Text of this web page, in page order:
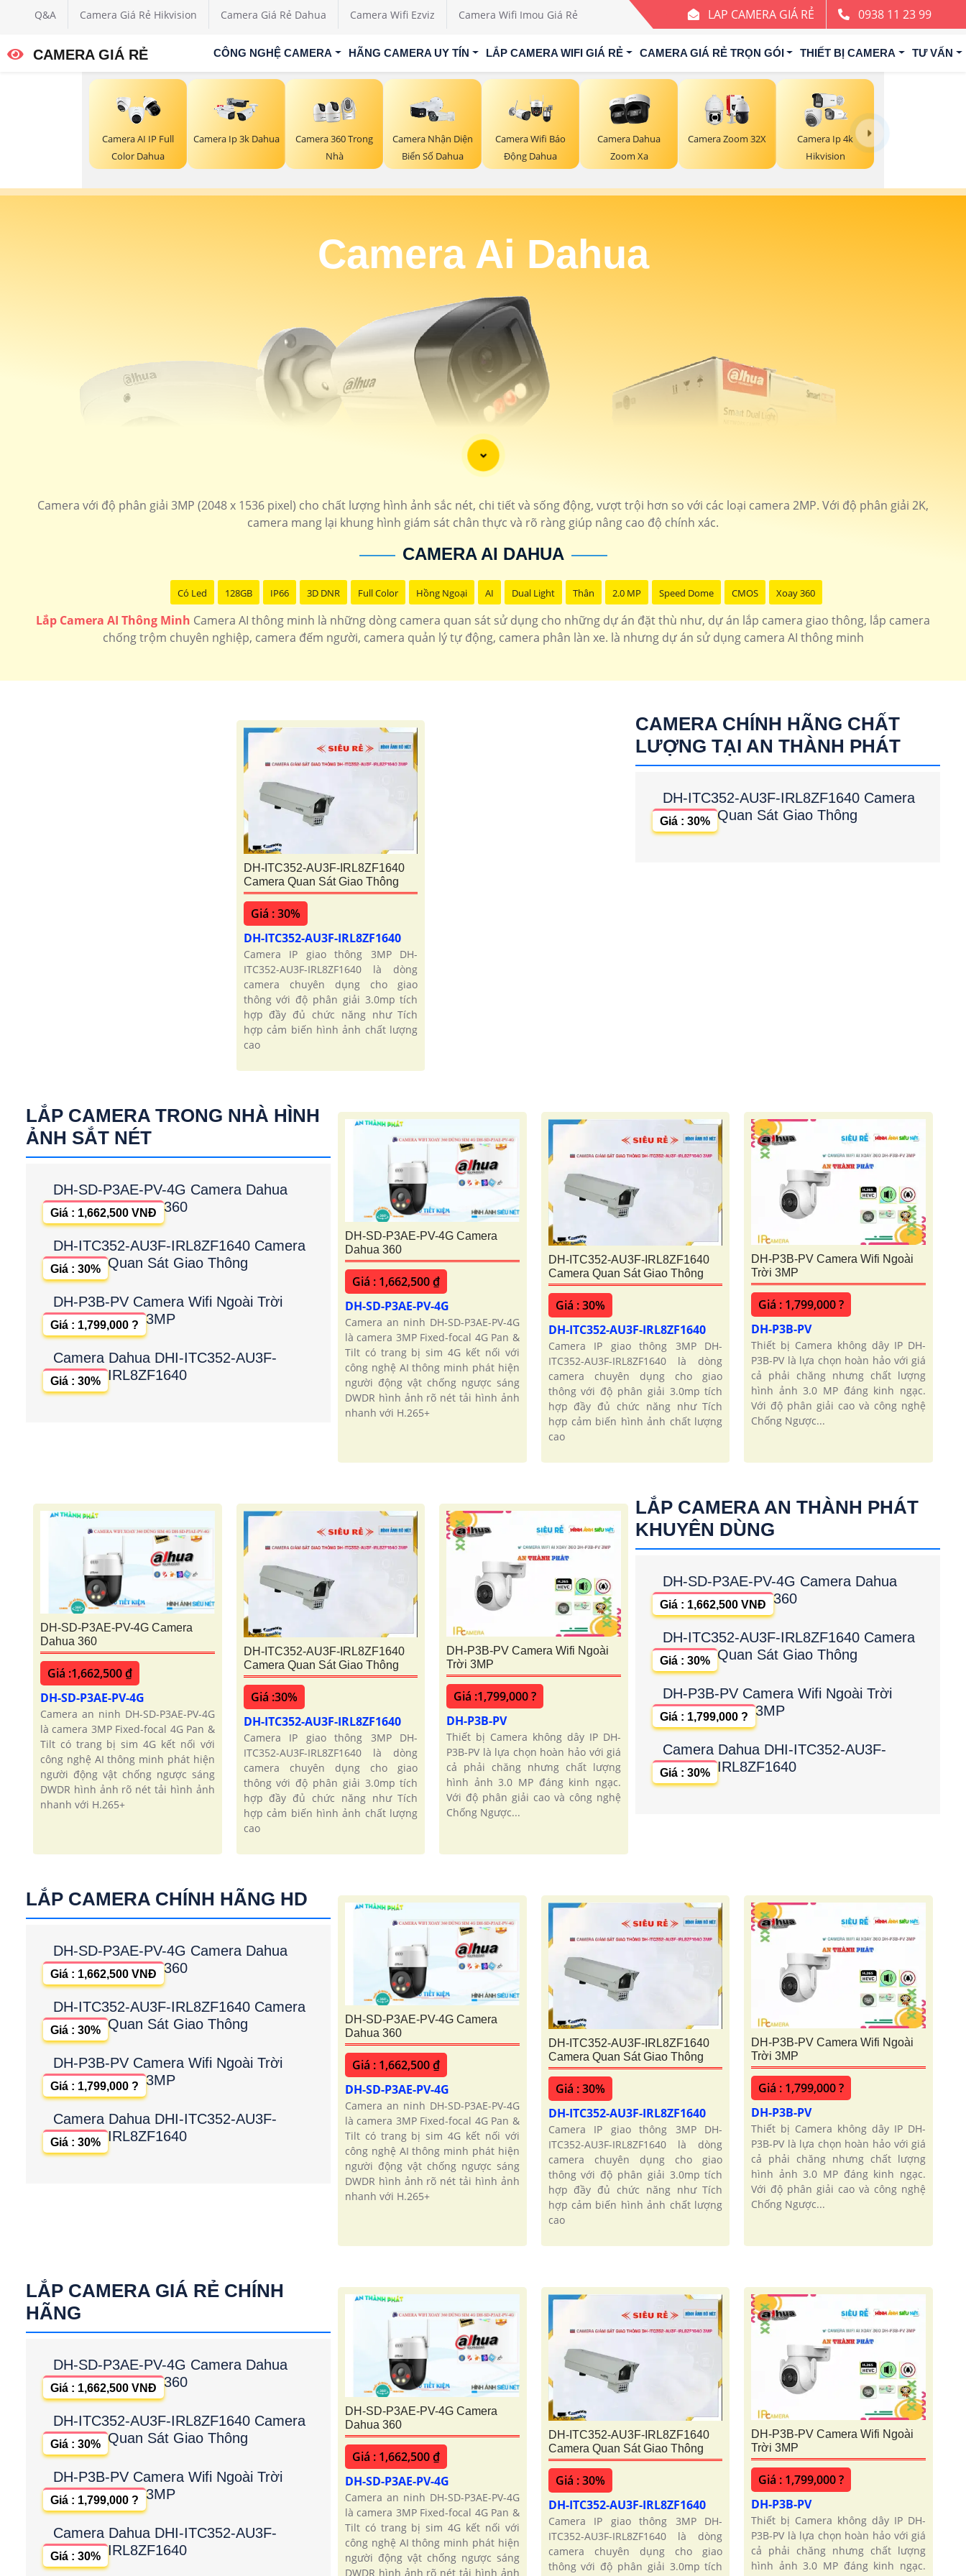
Q&A Camera Giá Rẻ Hikvision Camera Giá Rẻ Dahua Camera Wifi Ezviz Camera Wifi Imou Giá Rẻ LAP CAMERA GIÁ RẺ 0938 11 23 99
CAMERA GIÁ RẺ CÔNG NGHỆ CAMERA HÃNG CAMERA UY TÍN LẮP CAMERA WIFI GIÁ RẺ CAMERA GIÁ RẺ TRỌN GÓI THIẾT BỊ CAMERA TƯ VẤN
Camera AI IP Full
Color Dahua
Camera Ip 3k Dahua
Camera 360 Trong
Nhà
Camera Nhận Diện
Biển Số Dahua
Camera Wifi Báo
Động Dahua
Camera Dahua
Zoom Xa
Camera Zoom 32X
Camera Ip 4k
Hikvision
Camera Ai Dahua
Camera với độ phân giải 3MP (2048 x 1536 pixel) cho chất lượng hình ảnh sắc nét, chi tiết và sống động, vượt trội hơn so với các loại camera 2MP. Với độ phân giải 2K,
camera mang lại khung hình giám sát chân thực và rõ ràng giúp nâng cao độ chính xác.
CAMERA AI DAHUA
Có Led 128GB IP66 3D DNR Full Color Hồng Ngoại AI Dual Light Thân 2.0 MP Speed Dome CMOS Xoay 360
Lắp Camera AI Thông Minh Camera AI thông minh là những dòng camera quan sát sử dụng cho những dự án đặt thù như, dự án lắp camera giao thông, lắp camera
chống trộm chuyên nghiệp, camera đếm người, camera quản lý tự động, camera phân làn xe. là nhưng dự án sử dụng camera AI thông minh
DH-ITC352-AU3F-IRL8ZF1640
Camera Quan Sát Giao Thông
Giá : 30%
DH-ITC352-AU3F-IRL8ZF1640
Camera IP giao thông 3MP DH-
ITC352-AU3F-IRL8ZF1640 là dòng
camera chuyên dụng cho giao
thông với độ phân giải 3.0mp tích
hợp đầy đủ chức năng như Tích
hợp cảm biến hình ảnh chất lượng
cao
CAMERA CHÍNH HÃNG CHẤT
LƯỢNG TẠI AN THÀNH PHÁT
DH-ITC352-AU3F-IRL8ZF1640 Camera
Quan Sát Giao Thông
Giá : 30%
LẮP CAMERA TRONG NHÀ HÌNH
ẢNH SẮT NÉT
DH-SD-P3AE-PV-4G Camera Dahua
360
Giá : 1,662,500 VNĐ
DH-ITC352-AU3F-IRL8ZF1640 Camera
Quan Sát Giao Thông
Giá : 30%
DH-P3B-PV Camera Wifi Ngoài Trời
3MP
Giá : 1,799,000 ?
Camera Dahua DHI-ITC352-AU3F-
IRL8ZF1640
Giá : 30%
DH-SD-P3AE-PV-4G Camera
Dahua 360
Giá : 1,662,500 ₫
DH-SD-P3AE-PV-4G
Camera an ninh DH-SD-P3AE-PV-4G
là camera 3MP Fixed-focal 4G Pan &
Tilt có trang bị sim 4G kết nối với
công nghệ AI thông minh phát hiện
người động vật chống ngược sáng
DWDR hình ảnh rõ nét tải hình ảnh
nhanh với H.265+
DH-ITC352-AU3F-IRL8ZF1640
Camera Quan Sát Giao Thông
Giá : 30%
DH-ITC352-AU3F-IRL8ZF1640
Camera IP giao thông 3MP DH-
ITC352-AU3F-IRL8ZF1640 là dòng
camera chuyên dụng cho giao
thông với độ phân giải 3.0mp tích
hợp đầy đủ chức năng như Tích
hợp cảm biến hình ảnh chất lượng
cao
DH-P3B-PV Camera Wifi Ngoài
Trời 3MP
Giá : 1,799,000 ?
DH-P3B-PV
Thiết bị Camera không dây IP DH-
P3B-PV là lựa chọn hoàn hảo với giá
cả phải chăng nhưng chất lượng
hình ảnh 3.0 MP đáng kinh ngạc.
Với độ phân giải cao và công nghệ
Chống Ngược...
DH-SD-P3AE-PV-4G Camera
Dahua 360
Giá :1,662,500 ₫
DH-SD-P3AE-PV-4G
Camera an ninh DH-SD-P3AE-PV-4G
là camera 3MP Fixed-focal 4G Pan &
Tilt có trang bị sim 4G kết nối với
công nghệ AI thông minh phát hiện
người động vật chống ngược sáng
DWDR hình ảnh rõ nét tải hình ảnh
nhanh với H.265+
DH-ITC352-AU3F-IRL8ZF1640
Camera Quan Sát Giao Thông
Giá :30%
DH-ITC352-AU3F-IRL8ZF1640
Camera IP giao thông 3MP DH-
ITC352-AU3F-IRL8ZF1640 là dòng
camera chuyên dụng cho giao
thông với độ phân giải 3.0mp tích
hợp đầy đủ chức năng như Tích
hợp cảm biến hình ảnh chất lượng
cao
DH-P3B-PV Camera Wifi Ngoài
Trời 3MP
Giá :1,799,000 ?
DH-P3B-PV
Thiết bị Camera không dây IP DH-
P3B-PV là lựa chọn hoàn hảo với giá
cả phải chăng nhưng chất lượng
hình ảnh 3.0 MP đáng kinh ngạc.
Với độ phân giải cao và công nghệ
Chống Ngược...
LẮP CAMERA AN THÀNH PHÁT
KHUYÊN DÙNG
DH-SD-P3AE-PV-4G Camera Dahua
360
Giá : 1,662,500 VNĐ
DH-ITC352-AU3F-IRL8ZF1640 Camera
Quan Sát Giao Thông
Giá : 30%
DH-P3B-PV Camera Wifi Ngoài Trời
3MP
Giá : 1,799,000 ?
Camera Dahua DHI-ITC352-AU3F-
IRL8ZF1640
Giá : 30%
LẮP CAMERA CHÍNH HÃNG HD
DH-SD-P3AE-PV-4G Camera Dahua
360
Giá : 1,662,500 VNĐ
DH-ITC352-AU3F-IRL8ZF1640 Camera
Quan Sát Giao Thông
Giá : 30%
DH-P3B-PV Camera Wifi Ngoài Trời
3MP
Giá : 1,799,000 ?
Camera Dahua DHI-ITC352-AU3F-
IRL8ZF1640
Giá : 30%
DH-SD-P3AE-PV-4G Camera
Dahua 360
Giá : 1,662,500 ₫
DH-SD-P3AE-PV-4G
Camera an ninh DH-SD-P3AE-PV-4G
là camera 3MP Fixed-focal 4G Pan &
Tilt có trang bị sim 4G kết nối với
công nghệ AI thông minh phát hiện
người động vật chống ngược sáng
DWDR hình ảnh rõ nét tải hình ảnh
nhanh với H.265+
DH-ITC352-AU3F-IRL8ZF1640
Camera Quan Sát Giao Thông
Giá : 30%
DH-ITC352-AU3F-IRL8ZF1640
Camera IP giao thông 3MP DH-
ITC352-AU3F-IRL8ZF1640 là dòng
camera chuyên dụng cho giao
thông với độ phân giải 3.0mp tích
hợp đầy đủ chức năng như Tích
hợp cảm biến hình ảnh chất lượng
cao
DH-P3B-PV Camera Wifi Ngoài
Trời 3MP
Giá : 1,799,000 ?
DH-P3B-PV
Thiết bị Camera không dây IP DH-
P3B-PV là lựa chọn hoàn hảo với giá
cả phải chăng nhưng chất lượng
hình ảnh 3.0 MP đáng kinh ngạc.
Với độ phân giải cao và công nghệ
Chống Ngược...
LẮP CAMERA GIÁ RẺ CHÍNH
HÃNG
DH-SD-P3AE-PV-4G Camera Dahua
360
Giá : 1,662,500 VNĐ
DH-ITC352-AU3F-IRL8ZF1640 Camera
Quan Sát Giao Thông
Giá : 30%
DH-P3B-PV Camera Wifi Ngoài Trời
3MP
Giá : 1,799,000 ?
Camera Dahua DHI-ITC352-AU3F-
IRL8ZF1640
Giá : 30%
DH-SD-P3AE-PV-4G Camera
Dahua 360
Giá : 1,662,500 ₫
DH-SD-P3AE-PV-4G
Camera an ninh DH-SD-P3AE-PV-4G
là camera 3MP Fixed-focal 4G Pan &
Tilt có trang bị sim 4G kết nối với
công nghệ AI thông minh phát hiện
người động vật chống ngược sáng
DWDR hình ảnh rõ nét tải hình ảnh
DH-ITC352-AU3F-IRL8ZF1640
Camera Quan Sát Giao Thông
Giá : 30%
DH-ITC352-AU3F-IRL8ZF1640
Camera IP giao thông 3MP DH-
ITC352-AU3F-IRL8ZF1640 là dòng
camera chuyên dụng cho giao
thông với độ phân giải 3.0mp tích
DH-P3B-PV Camera Wifi Ngoài
Trời 3MP
Giá : 1,799,000 ?
DH-P3B-PV
Thiết bị Camera không dây IP DH-
P3B-PV là lựa chọn hoàn hảo với giá
cả phải chăng nhưng chất lượng
hình ảnh 3.0 MP đáng kinh ngạc.